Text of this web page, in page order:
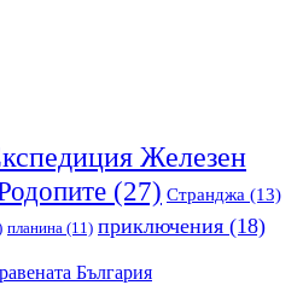
Железен
(27) Странджа (13)
планина (11) приключения (18)
България